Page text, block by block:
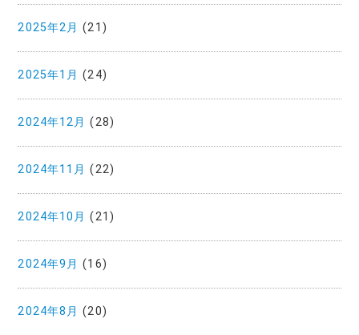
2025年2月 (21)
2025年1月 (24)
2024年12月 (28)
2024年11月 (22)
2024年10月 (21)
2024年9月 (16)
2024年8月 (20)